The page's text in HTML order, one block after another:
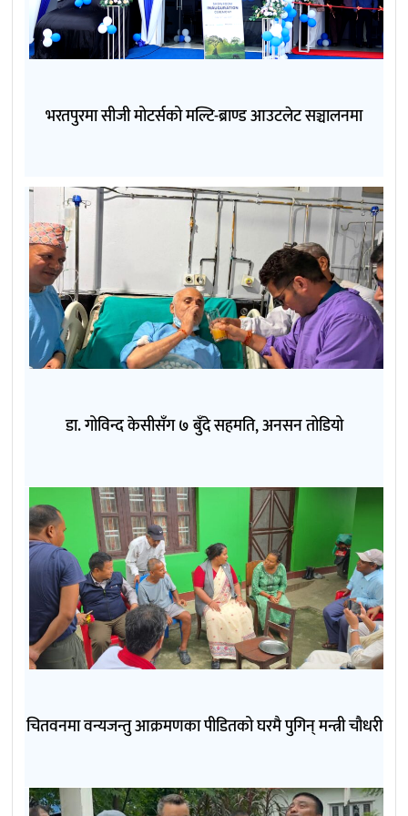
भरतपुरमा सीजी मोटर्सको मल्टि-ब्राण्ड आउटलेट सञ्चालनमा
डा. गोविन्द केसीसँग ७ बुँदे सहमति, अनसन तोडियो
चितवनमा वन्यजन्तु आक्रमणका पीडितको घरमै पुगिन् मन्त्री चौधरी